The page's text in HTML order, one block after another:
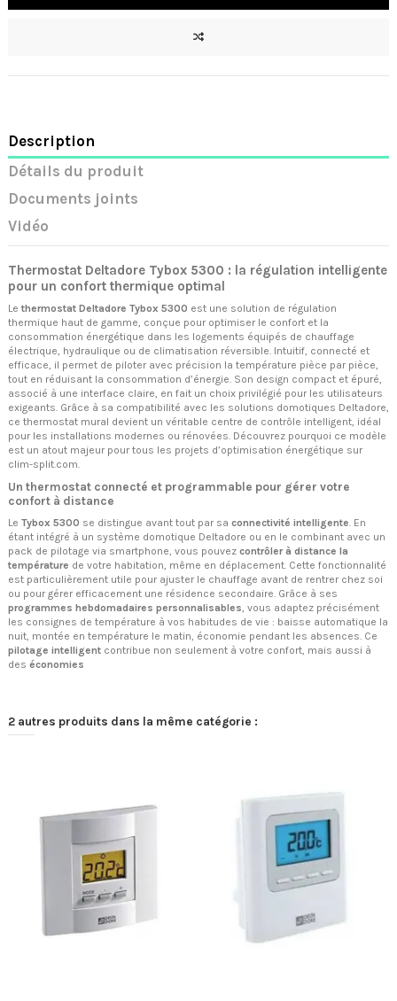
Description
Détails du produit
Documents joints
Vidéo
Thermostat Deltadore Tybox 5300 : la régulation intelligente
pour un confort thermique optimal
Le thermostat Deltadore Tybox 5300 est une solution de régulation
thermique haut de gamme, conçue pour optimiser le confort et la
consommation énergétique dans les logements équipés de chauffage
électrique, hydraulique ou de climatisation réversible. Intuitif, connecté et
efficace, il permet de piloter avec précision la température pièce par pièce,
tout en réduisant la consommation d’énergie. Son design compact et épuré,
associé à une interface claire, en fait un choix privilégié pour les utilisateurs
exigeants. Grâce à sa compatibilité avec les solutions domotiques Deltadore,
ce thermostat mural devient un véritable centre de contrôle intelligent, idéal
pour les installations modernes ou rénovées. Découvrez pourquoi ce modèle
est un atout majeur pour tous les projets d’optimisation énergétique sur
clim-split.com.
Un thermostat connecté et programmable pour gérer votre
confort à distance
Le Tybox 5300 se distingue avant tout par sa connectivité intelligente . En
étant intégré à un système domotique Deltadore ou en le combinant avec un
pack de pilotage via smartphone, vous pouvez contrôler à distance la
température de votre habitation, même en déplacement. Cette fonctionnalité
est particulièrement utile pour ajuster le chauffage avant de rentrer chez soi
ou pour gérer efficacement une résidence secondaire. Grâce à ses
programmes hebdomadaires personnalisables , vous adaptez précisément
les consignes de température à vos habitudes de vie : baisse automatique la
nuit, montée en température le matin, économie pendant les absences. Ce
pilotage intelligent contribue non seulement à votre confort, mais aussi à
des économies
2 autres produits dans la même catégorie :